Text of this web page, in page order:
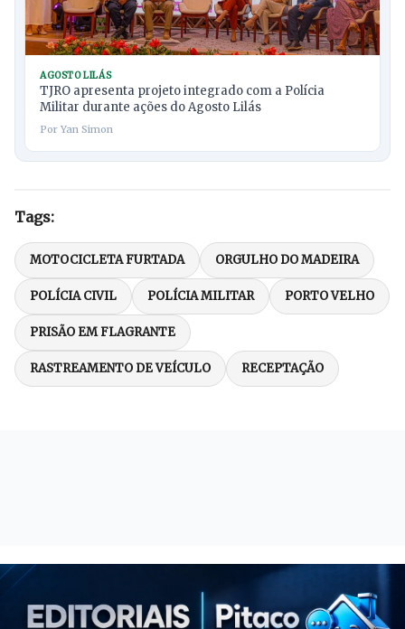
AGOSTO LILÁS
TJRO apresenta projeto integrado com a Polícia
Militar durante ações do Agosto Lilás
Por Yan Simon
Tags:
MOTOCICLETA FURTADA ORGULHO DO MADEIRA
POLÍCIA CIVIL POLÍCIA MILITAR PORTO VELHO
PRISÃO EM FLAGRANTE
RASTREAMENTO DE VEÍCULO RECEPTAÇÃO